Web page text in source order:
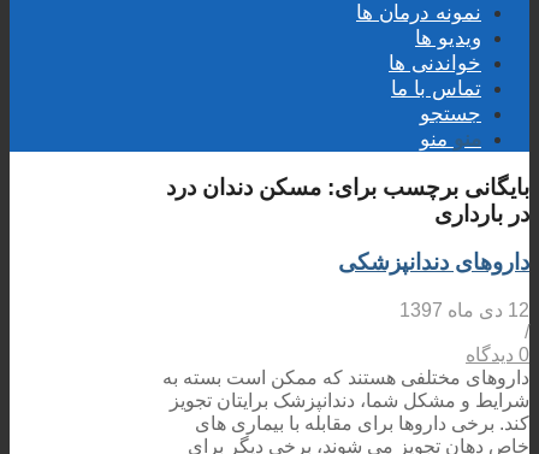
نمونه درمان ها
ویدیو ها
خواندنی ها
تماس با ما
جستجو
منو منو
بایگانی برچسب برای: مسکن دندان درد
در بارداری
داروهای دندانپزشکی
12 دی ماه 1397
/
0 دیدگاه
داروهای مختلفی هستند که ممکن است بسته به
شرایط و مشکل شما، دندانپزشک برایتان تجویز
کند. برخی داروها برای مقابله با بیماری های
خاص دهان تجویز می شوند، برخی دیگر برای